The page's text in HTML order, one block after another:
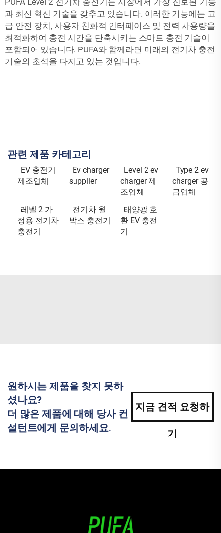
PUFA Level 2 전기차 충전기는 시장에서 가장 진보된 기능
과 최신 혁신 기술을 갖추고 있습니다. 이러한 기능에는 고
급 안전 장치, 사용자 친화적 인터페이스 및 전력 사용량을
최적화하여 충전 시간을 단축시키는 스마트 충전 기술이
포함되어 있습니다. PUFA와 함께라면 미래의 전기차 충전
기술의 초석을 다지고 있는 것입니다.
관련 제품 카테고리
EV 충전기
제조업체
Ev charger
supplier
Level 2 ev
charger 제
조업체
Type 2 ev
charger 공
급업체
레벨 2 가
정용 전기차
충전기
전기차 월
박스 충전기
태양광 호
환 EV 충전
기
원하시는 제품을 찾지 못하
셨나요?
더 많은 제품에 대해 당사 컨
설턴트에게 문의하세요.
지금 견적 요청하
기